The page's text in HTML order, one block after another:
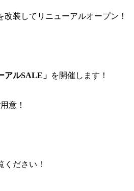
装してリニューアルオープン！
アルSALE」 を開催します！
意！
ださい！